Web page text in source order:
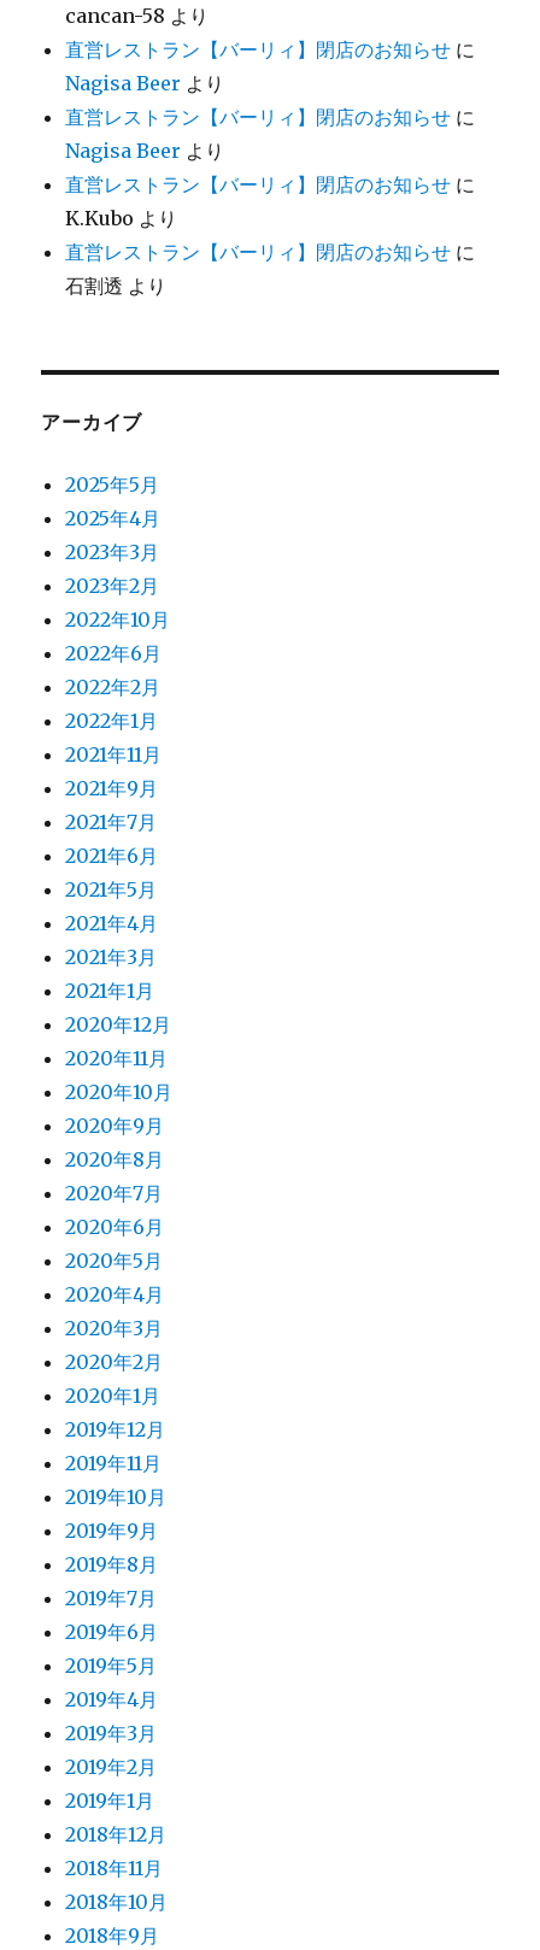
cancan-58 より
直営レストラン【バーリィ】閉店のお知らせ に
Nagisa Beer より
直営レストラン【バーリィ】閉店のお知らせ に
Nagisa Beer より
直営レストラン【バーリィ】閉店のお知らせ に
K.Kubo より
直営レストラン【バーリィ】閉店のお知らせ に
石割透 より
アーカイブ
2025年5月
2025年4月
2023年3月
2023年2月
2022年10月
2022年6月
2022年2月
2022年1月
2021年11月
2021年9月
2021年7月
2021年6月
2021年5月
2021年4月
2021年3月
2021年1月
2020年12月
2020年11月
2020年10月
2020年9月
2020年8月
2020年7月
2020年6月
2020年5月
2020年4月
2020年3月
2020年2月
2020年1月
2019年12月
2019年11月
2019年10月
2019年9月
2019年8月
2019年7月
2019年6月
2019年5月
2019年4月
2019年3月
2019年2月
2019年1月
2018年12月
2018年11月
2018年10月
2018年9月